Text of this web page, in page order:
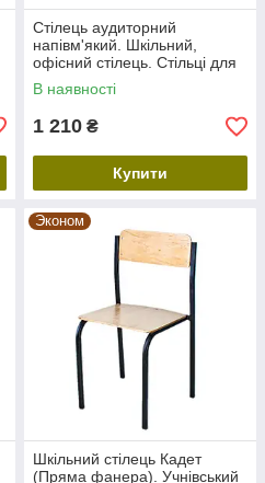
Стілець аудиторний
напівм'який. Шкільний,
офісний стілець. Стільці для
приймальних, актових залів
В наявності
1 210 ₴
Купити
Эконом
Шкільний стілець Кадет
(Пряма фанера). Учнівський